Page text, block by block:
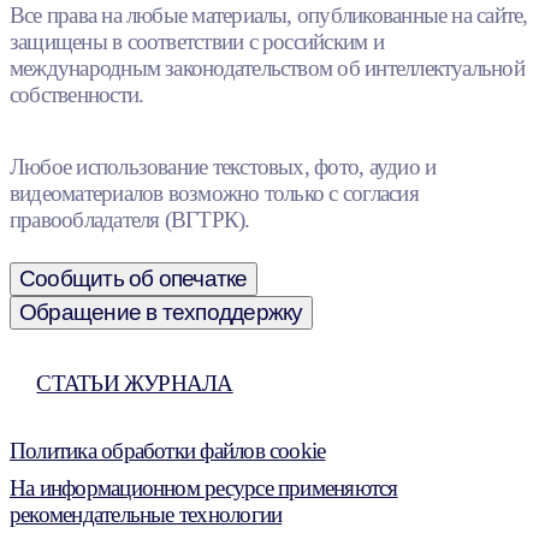
Все права на любые материалы, опубликованные на сайте,
защищены в соответствии с российским и
международным законодательством об интеллектуальной
собственности.
Любое использование текстовых, фото, аудио и
видеоматериалов возможно только с согласия
правообладателя (ВГТРК).
Сообщить об опечатке
Обращение в техподдержку
СТАТЬИ ЖУРНАЛА
Политика обработки файлов cookie
На информационном ресурсе применяются
рекомендательные технологии